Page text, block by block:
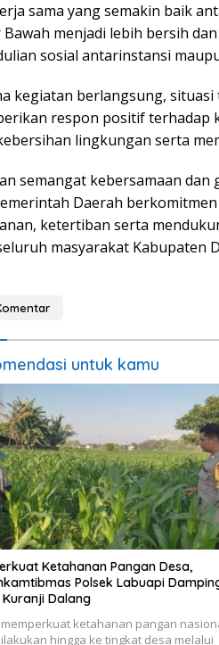
sama yang semakin baik
Bawah menjadi lebih bersih
sosial antarinstansi
kegiatan berlangsung,
respon positif terhadap
lingkungan serta
semangat kebersamaan
Daerah
ketertiban serta
masyarakat Kabupaten
untuk kamu
Ketahanan Pangan Desa,
Polsek Labuapi
Kuranji Dalang
ketahanan pangan
hingga ke tingkat desa melalui